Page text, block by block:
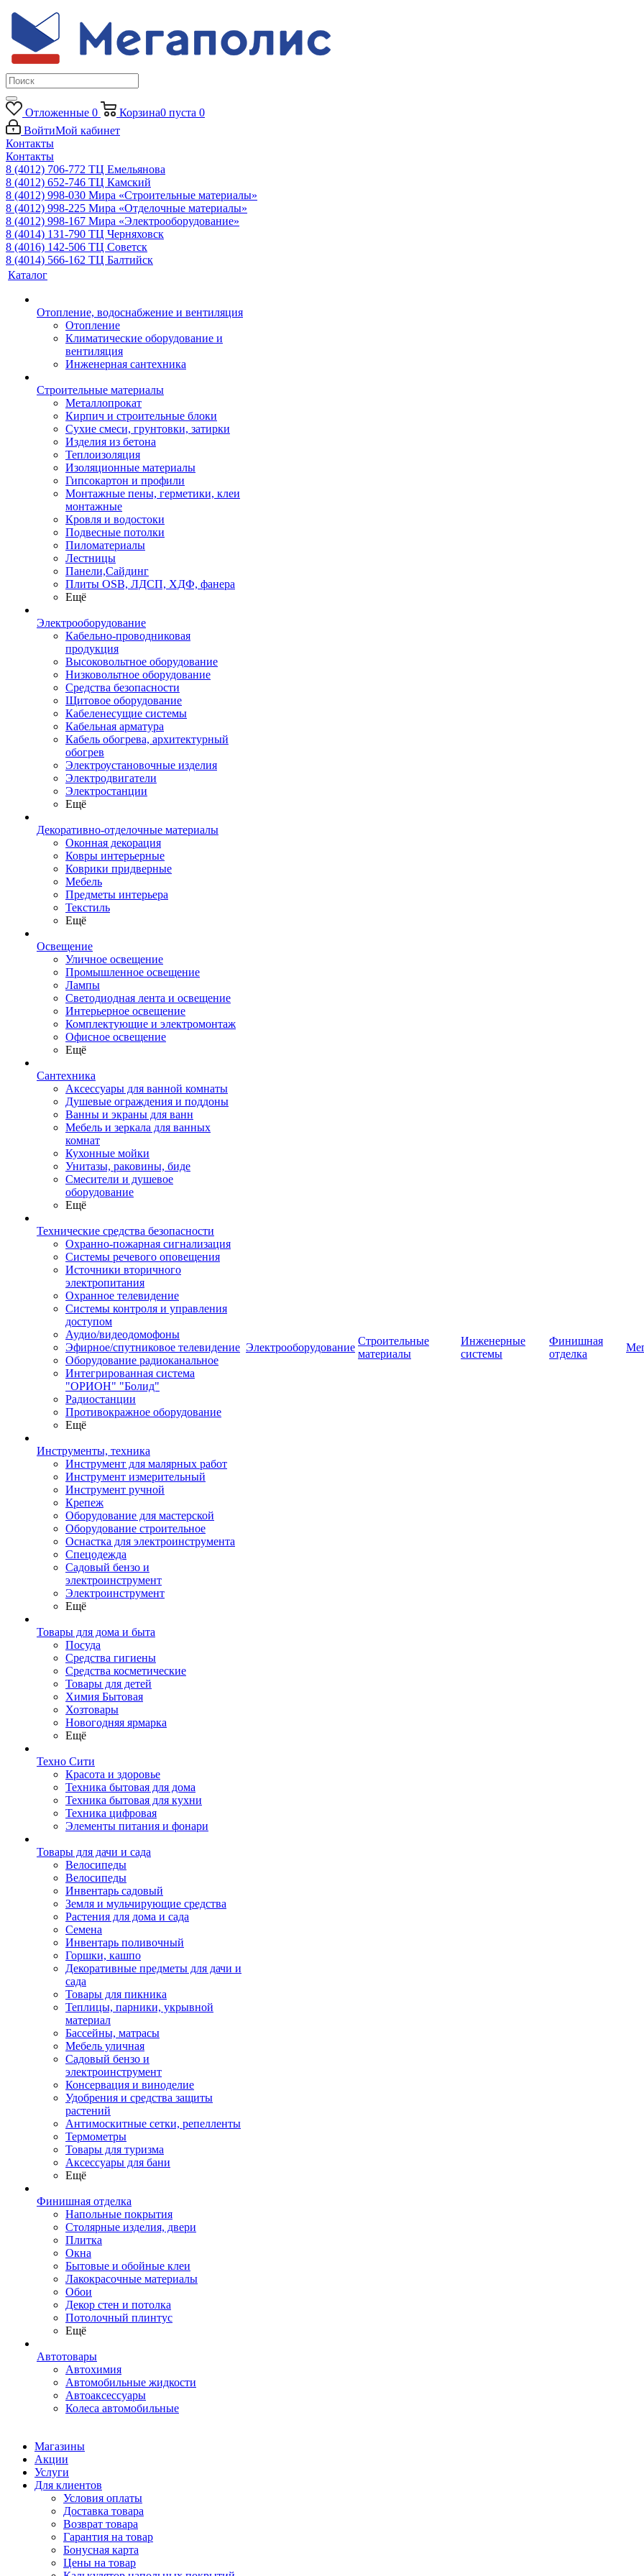
Отложенные 0 Корзина0 пуста 0
ВойтиМой кабинет
Контакты
Контакты
8 (4012) 706-772 ТЦ Емельянова
8 (4012) 652-746 ТЦ Камский
8 (4012) 998-030 Мира «Строительные материалы»
8 (4012) 998-225 Мира «Отделочные материалы»
8 (4012) 998-167 Мира «Электрооборудование»
8 (4014) 131-790 ТЦ Черняховск
8 (4016) 142-506 ТЦ Советск
8 (4014) 566-162 ТЦ Балтийск
Каталог
Отопление, водоснабжение и вентиляция
Отопление
Климатические оборудование и
вентиляция
Инженерная сантехника
Строительные материалы
Металлопрокат
Кирпич и строительные блоки
Сухие смеси, грунтовки, затирки
Изделия из бетона
Теплоизоляция
Изоляционные материалы
Гипсокартон и профили
Монтажные пены, герметики, клеи
монтажные
Кровля и водостоки
Подвесные потолки
Пиломатериалы
Лестницы
Панели,Сайдинг
Плиты OSB, ЛДСП, ХДФ, фанера
Ещё
Электрооборудование
Кабельно-проводниковая
продукция
Высоковольтное оборудование
Низковольтное оборудование
Средства безопасности
Щитовое оборудование
Кабеленесущие системы
Кабельная арматура
Кабель обогрева, архитектурный
обогрев
Электроустановочные изделия
Электродвигатели
Электростанции
Ещё
Декоративно-отделочные материалы
Оконная декорация
Ковры интерьерные
Коврики придверные
Мебель
Предметы интерьера
Текстиль
Ещё
Освещение
Уличное освещение
Промышленное освещение
Лампы
Светодиодная лента и освещение
Интерьерное освещение
Комплектующие и электромонтаж
Офисное освещение
Ещё
Сантехника
Аксессуары для ванной комнаты
Душевые ограждения и поддоны
Ванны и экраны для ванн
Мебель и зеркала для ванных
комнат
Кухонные мойки
Унитазы, раковины, биде
Смесители и душевое
оборудование
Ещё
Технические средства безопасности
Охранно-пожарная сигнализация
Системы речевого оповещения
Источники вторичного
электропитания
Охранное телевидение
Системы контроля и управления
доступом
Аудио/видеодомофоны
Эфирное/спутниковое телевидение
Оборудование радиоканальное
Интегрированная система
"ОРИОН" "Болид"
Радиостанции
Противокражное оборудование
Ещё
Инструменты, техника
Инструмент для малярных работ
Инструмент измерительный
Инструмент ручной
Крепеж
Оборудование для мастерской
Оборудование строительное
Оснастка для электроинструмента
Спецодежда
Садовый бензо и
электроинструмент
Электроинструмент
Ещё
Товары для дома и быта
Посуда
Средства гигиены
Средства косметические
Товары для детей
Химия Бытовая
Хозтовары
Новогодняя ярмарка
Ещё
Техно Сити
Красота и здоровье
Техника бытовая для дома
Техника бытовая для кухни
Техника цифровая
Элементы питания и фонари
Товары для дачи и сада
Велосипеды
Велосипеды
Инвентарь садовый
Земля и мульчирующие средства
Растения для дома и сада
Семена
Инвентарь поливочный
Горшки, кашпо
Декоративные предметы для дачи и
сада
Товары для пикника
Теплицы, парники, укрывной
материал
Бассейны, матрасы
Мебель уличная
Садовый бензо и
электроинструмент
Консервация и виноделие
Удобрения и средства защиты
растений
Антимоскитные сетки, репелленты
Термометры
Товары для туризма
Аксессуары для бани
Ещё
Финишная отделка
Напольные покрытия
Столярные изделия, двери
Плитка
Окна
Бытовые и обойные клеи
Лакокрасочные материалы
Обои
Декор стен и потолка
Потолочный плинтус
Ещё
Автотовары
Автохимия
Автомобильные жидкости
Автоаксессуары
Колеса автомобильные
Электрооборудование
Строительные
материалы
Инженерные
системы
Финишная
отделка
Магазины
Акции
Услуги
Для клиентов
Условия оплаты
Доставка товара
Возврат товара
Гарантия на товар
Бонусная карта
Цены на товар